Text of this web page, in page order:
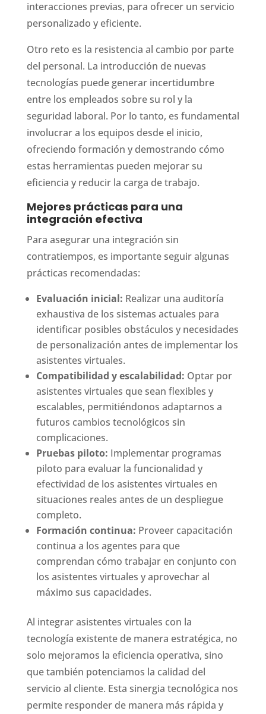
interacciones previas, para ofrecer un servicio
personalizado y eficiente.
Otro reto es la resistencia al cambio por parte
del personal. La introducción de nuevas
tecnologías puede generar incertidumbre
entre los empleados sobre su rol y la
seguridad laboral. Por lo tanto, es fundamental
involucrar a los equipos desde el inicio,
ofreciendo formación y demostrando cómo
estas herramientas pueden mejorar su
eficiencia y reducir la carga de trabajo.
Mejores prácticas para una
integración efectiva
Para asegurar una integración sin
contratiempos, es importante seguir algunas
prácticas recomendadas:
Evaluación inicial: Realizar una auditoría
exhaustiva de los sistemas actuales para
identificar posibles obstáculos y necesidades
de personalización antes de implementar los
asistentes virtuales.
Compatibilidad y escalabilidad: Optar por
asistentes virtuales que sean flexibles y
escalables, permitiéndonos adaptarnos a
futuros cambios tecnológicos sin
complicaciones.
Pruebas piloto: Implementar programas
piloto para evaluar la funcionalidad y
efectividad de los asistentes virtuales en
situaciones reales antes de un despliegue
completo.
Formación continua: Proveer capacitación
continua a los agentes para que
comprendan cómo trabajar en conjunto con
los asistentes virtuales y aprovechar al
máximo sus capacidades.
Al integrar asistentes virtuales con la
tecnología existente de manera estratégica, no
solo mejoramos la eficiencia operativa, sino
que también potenciamos la calidad del
servicio al cliente. Esta sinergia tecnológica nos
permite responder de manera más rápida y